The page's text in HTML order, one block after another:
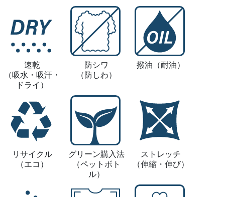
速乾
（吸水・吸汗・
ドライ）
防シワ
（防しわ）
撥油 （耐油）
リサイクル
（エコ）
グリーン購入法
（ペットボト
ル）
ストレッチ
（伸縮・伸び）